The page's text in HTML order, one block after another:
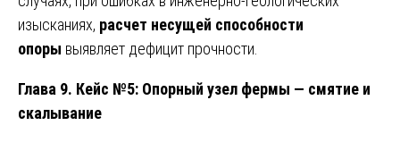
изысканиях, расчет несущей способности
опоры выявляет дефицит прочности.
Глава 9. Кейс №5: Опорный узел фермы — смятие и
скалывание